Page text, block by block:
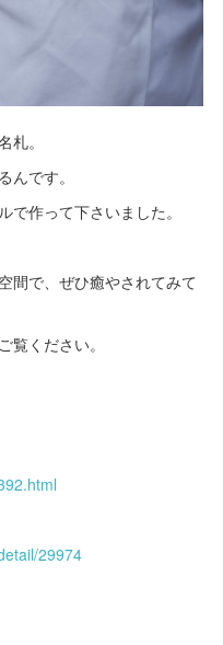
。
です。
作って下さいました。
間で、ぜひ癒やされてみて
ください。
29974